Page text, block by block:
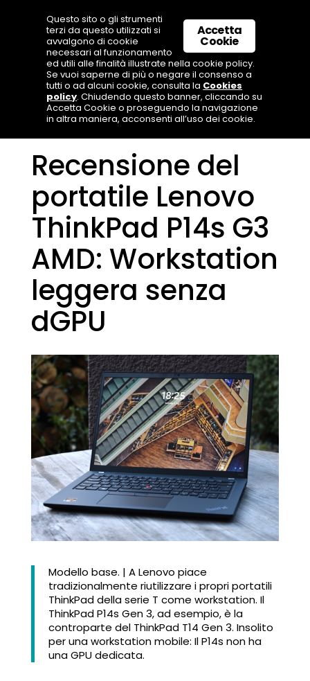
Recensione del
portatile Lenovo
ThinkPad P14s G3
AMD: Workstation
leggera senza
dGPU
Modello base. | A Lenovo piace
tradizionalmente riutilizzare i propri portatili
ThinkPad della serie T come workstation. Il
ThinkPad P14s Gen 3, ad esempio, è la
controparte del ThinkPad T14 Gen 3. Insolito
per una workstation mobile: Il P14s non ha
una GPU dedicata.
Accetta
Cookie
Questo sito o gli strumenti
terzi da questo utilizzati si
avvalgono di cookie
necessari al funzionamento
ed utili alle finalità illustrate nella cookie policy.
Se vuoi saperne di più o negare il consenso a
tutti o ad alcuni cookie, consulta la Cookies
policy. Chiudendo questo banner, cliccando su
Accetta Cookie o proseguendo la navigazione
in altra maniera, acconsenti all’uso dei cookie.